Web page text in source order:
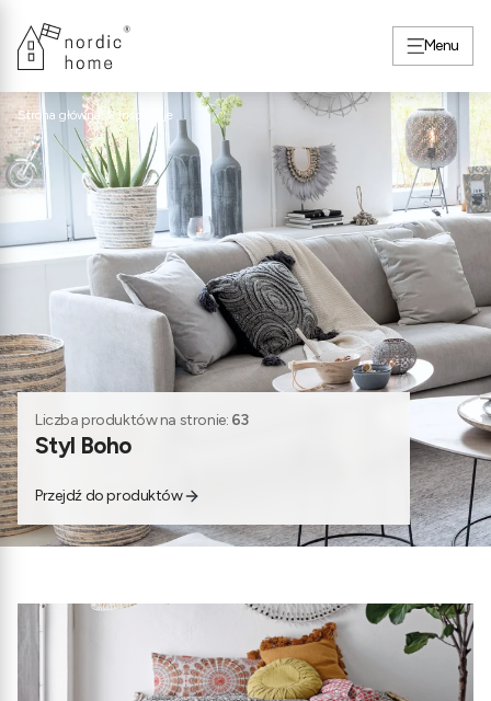
Menu
Strona główna Inspiracje
Liczba produktów na stronie: 63
Styl Boho
Przejdź do produktów